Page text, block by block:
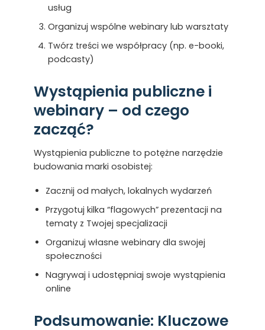
usług
Organizuj wspólne webinary lub warsztaty
Twórz treści we współpracy (np. e-booki,
podcasty)
Wystąpienia publiczne i
webinary – od czego
zacząć?
Wystąpienia publiczne to potężne narzędzie
budowania marki osobistej:
Zacznij od małych, lokalnych wydarzeń
Przygotuj kilka “flagowych” prezentacji na
tematy z Twojej specjalizacji
Organizuj własne webinary dla swojej
społeczności
Nagrywaj i udostępniaj swoje wystąpienia
online
Podsumowanie: Kluczowe